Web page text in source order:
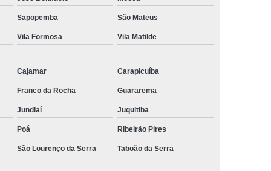
Preenchimento Capilar com Micro Ponto
Preenchimento Capilar com Pigmentação
Preenchimento Capilar Masculino
Preenchimento Capilar nas Entradas
Diminuir Testa
Tratamento de Calvície
Sapopemba São Mateus
Vila Formosa Vila Matilde
Cajamar Carapicuíba
Franco da Rocha Guararema
Jundiaí Juquitiba
Poá Ribeirão Pires
São Lourenço da Serra Taboão da Serra